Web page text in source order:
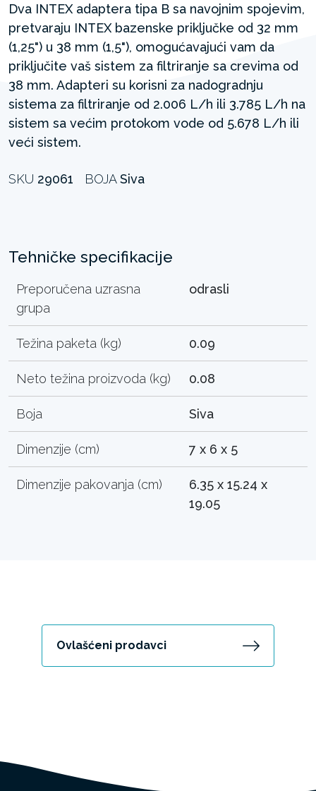
Dva INTEX adaptera tipa B sa navojnim spojevim,
pretvaraju INTEX bazenske priključke od 32 mm
(1,25") u 38 mm (1,5"), omogućavajući vam da
priključite vaš sistem za filtriranje sa crevima od
38 mm. Adapteri su korisni za nadogradnju
sistema za filtriranje od 2.006 L/h ili 3.785 L/h na
sistem sa većim protokom vode od 5.678 L/h ili
veći sistem.
SKU 29061 BOJASiva
Tehničke specifikacije
Preporučena uzrasna
grupa
odrasli
Težina paketa (kg) 0.09
Neto težina proizvoda (kg) 0.08
Boja Siva
Dimenzije (cm) 7 x 6 x 5
Dimenzije pakovanja (cm)
6.35 x 15.24 x
19.05
Ovlašćeni prodavci